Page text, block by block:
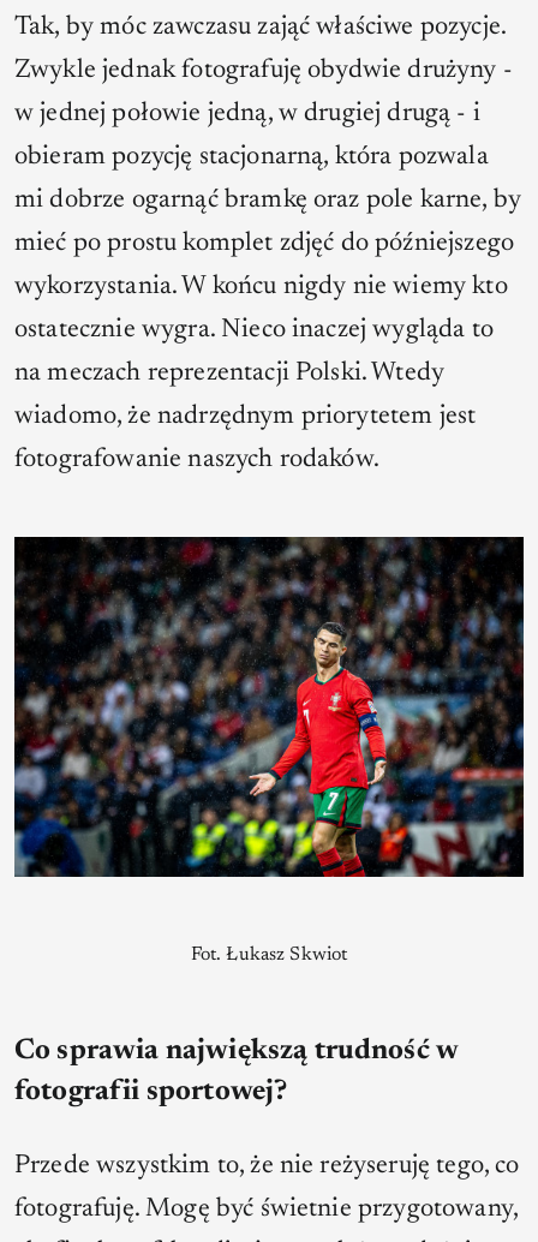
Tak, by móc zawczasu zająć właściwe pozycje.
Zwykle jednak fotografuję obydwie drużyny -
w jednej połowie jedną, w drugiej drugą - i
obieram pozycję stacjonarną, która pozwala
mi dobrze ogarnąć bramkę oraz pole karne, by
mieć po prostu komplet zdjęć do późniejszego
wykorzystania. W końcu nigdy nie wiemy kto
ostatecznie wygra. Nieco inaczej wygląda to
na meczach reprezentacji Polski. Wtedy
wiadomo, że nadrzędnym priorytetem jest
fotografowanie naszych rodaków.
Fot. Łukasz Skwiot
Co sprawia największą trudność w
fotografii sportowej?
Przede wszystkim to, że nie reżyseruję tego, co
fotografuję. Mogę być świetnie przygotowany,